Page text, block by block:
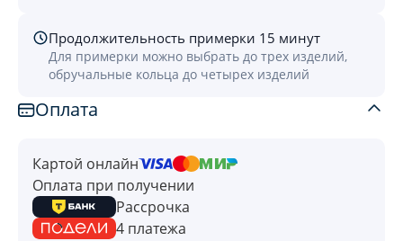
Продолжительность примерки 15 минут
Для примерки можно выбрать до трех изделий,
обручальные кольца до четырех изделий
Оплата
Картой онлайн
Оплата при получении
Рассрочка
4 платежа